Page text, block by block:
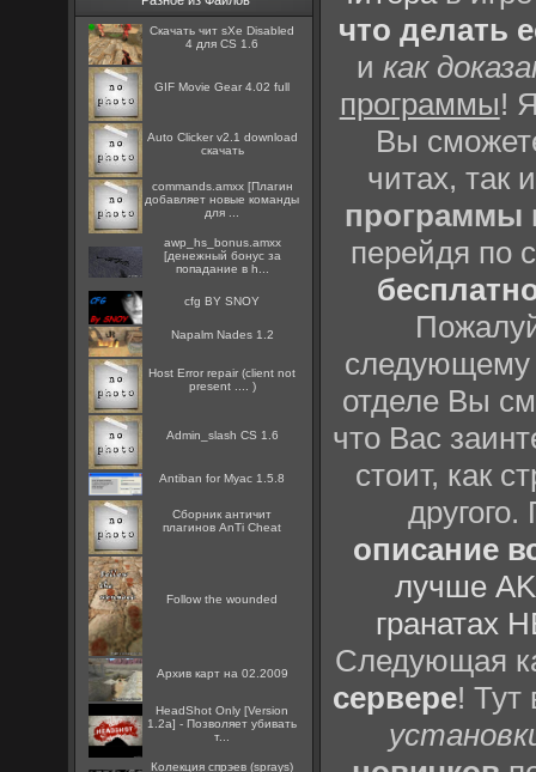
Скачать чит sXe Disabled
4 для CS 1.6
GIF Movie Gear 4.02 full
Auto Clicker v2.1 download
скачать
commands.amxx [Плагин
добавляет новые команды
для ...
awp_hs_bonus.amxx
[денежный бонус за
попадание в h...
cfg BY SNOY
Napalm Nades 1.2
Host Error repair (client not
present .... )
Admin_slash CS 1.6
Antiban for Myac 1.5.8
Сборник античит
плагинов AnTi Cheat
Follow the wounded
Архив карт на 02.2009
HeadShot Only [Version
1.2a] - Позволяет убивать
т...
Колекция спрэев (sprays)
что делать
икак
программы!
Вы
читах, так
программы
перейдя по
отделе Вы
что Вас
стоит, как
описание
лучше
гранатах
Следующая
сервере! Тут